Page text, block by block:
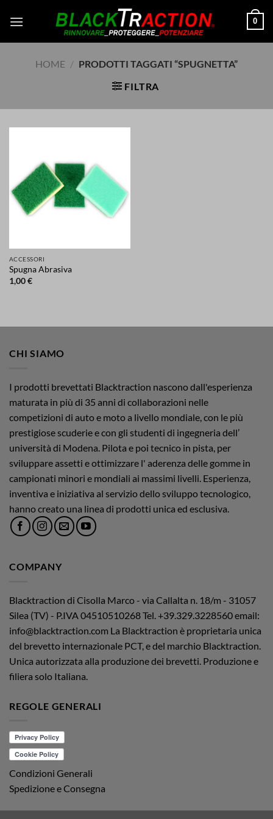
0
HOME / PRODOTTI TAGGATI “SPUGNETTA”
FILTRA
ACCESSORI
Spugna Abrasiva
1,00€
CHI SIAMO
I prodotti brevettati Blacktraction nascono dall'esperienza
maturata in più di 35 anni di collaborazioni nelle
competizioni di auto e moto a livello mondiale, con le più
prestigiose scuderie e con gli studenti di ingegneria dell’
università di Modena. Pilota e poi tecnico in pista, per
sviluppare assetti e ottimizzare l' aderenza delle gomme in
campionati minori e mondiali ai massimi livelli. Esperienza,
inventiva e iniziativa al servizio dello sviluppo tecnologico,
hanno creato una linea di prodotti unica ed esclusiva.
COMPANY
Blacktraction di Cisolla Marco - via Callalta n. 18/m - 31057
Silea (TV) - P.IVA 04510510268Tel. +39.329.3228560 email:
info@blacktraction.com La Blacktraction è proprietaria unica
del brevetto internazionale PCT, e del marchio Blacktraction.
Unica autorizzata alla produzione dei brevetti. Produzione e
filiera solo Italiana.
REGOLE GENERALI
Condizioni Generali
Spedizione e Consegna